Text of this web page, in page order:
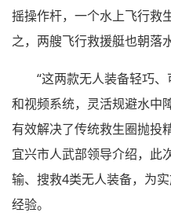
摇操作杆，一个水上飞行救
之，两艘飞行救援艇也朝落
“这两款无人装备轻巧
和视频系统，灵活规避水中
有效解决了传统救生圈抛投
宜兴市人武部领导介绍，此
输、搜救4类无人装备，为
经验。